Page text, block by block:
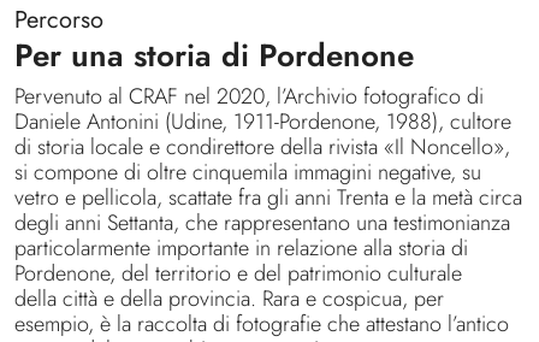
Percorso
Per una storia di Pordenone
Pervenuto al CRAF nel 2020, l’Archivio fotografico di
Daniele Antonini (Udine, 1911-Pordenone, 1988), cultore
di storia locale e condirettore della rivista «Il Noncello»,
si compone di oltre cinquemila immagini negative, su
vetro e pellicola, scattate fra gli anni Trenta e la metà circa
degli anni Settanta, che rappresentano una testimonianza
particolarmente importante in relazione alla storia di
Pordenone, del territorio e del patrimonio culturale
della città e della provincia. Rara e cospicua, per
esempio, è la raccolta di fotografie che attestano l’antico